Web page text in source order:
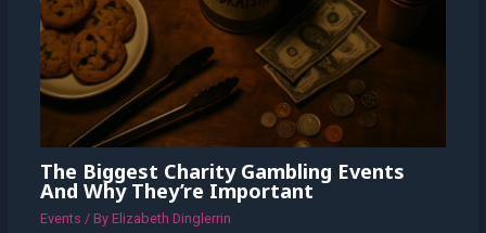
The Biggest Charity Gambling Events
And Why They’re Important
Events / By Elizabeth Dinglerrin